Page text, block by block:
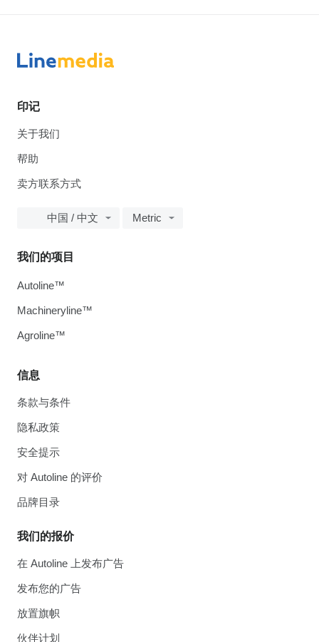
印记
关于我们
帮助
卖方联系方式
中国 / 中文 Metric
信息
条款与条件
隐私政策
安全提示
对 Autoline 的评价
品牌目录
我们的报价
在 Autoline 上发布广告
发布您的广告
放置旗帜
伙伴计划
我们的项目
Autoline™
Machineryline™
Agroline™